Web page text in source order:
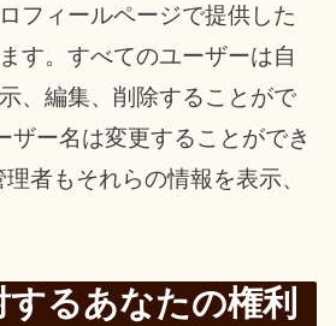
フィールページで提供した
す。すべてのユーザーは自
、編集、削除することがで
ザー名は変更することができ
者もそれらの情報を表示、
るあなたの権利